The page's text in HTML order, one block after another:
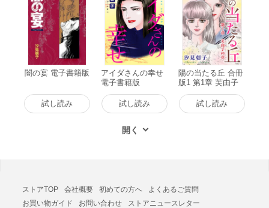
闇の宴 電子書籍版
試し読み
アイダさんの幸せ
電子書籍版
試し読み
陽の当たる丘 合冊
版1 第1章 芙由子
の章 合冊版 電子
書籍版試し読み
ストアTOP 会社概要 初めての方へ
よくあるご質問
お買い物ガイド
お問い合わせ
ストアニュースレター